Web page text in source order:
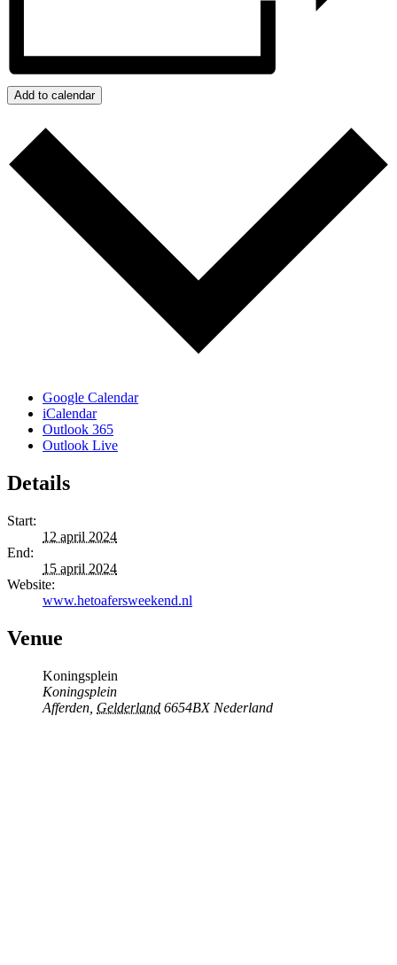
Add to calendar
Google Calendar
iCalendar
Outlook 365
Outlook Live
Details
Start:
12 april 2024
End:
15 april 2024
Website:
www.hetoafersweekend.nl
Venue
Koningsplein
Koningsplein
Afferden Gelderland 6654BX Nederland